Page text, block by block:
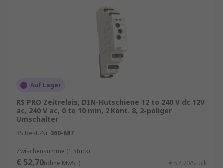
Auf Lager
RS PRO Zeitrelais, DIN-Hutschiene 12 to 240 V dc 12V
ac, 240 V ac, 0 to 10 min, 2 Kont. 8, 2-poliger
Umschalter
RS Best.-Nr. 360-687
Zwischensumme (1 Stück)
€ 52,70(ohne MwSt.) € 52,70/Stück